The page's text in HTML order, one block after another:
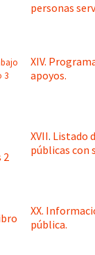
personas
XIV.
apoyos.
XVII. Listado
públicas con
XX.
pública.